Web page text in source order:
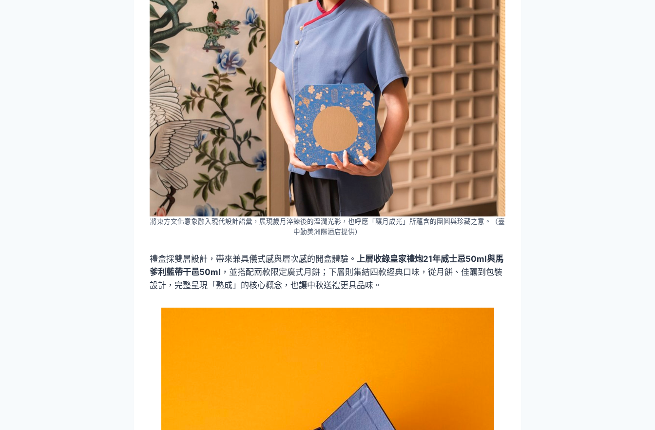
將東方文化意象融入現代設計語彙，展現歲月淬鍊後的溫潤光彩，也呼應「釀月成光」所蘊含的團圓與珍藏之意。（臺
中勤美洲際酒店提供）
禮盒採雙層設計，帶來兼具儀式感與層次感的開盒體驗。
上層收錄皇家禮炮21年威士忌50ml與馬
爹利藍帶干邑50ml ，並搭配兩款限定廣式月餅；下層則集結四款經典口味，從月餅、佳釀到包裝
設計，完整呈現「熟成」的核心概念，也讓中秋送禮更具品味。